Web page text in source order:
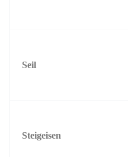
Seil
Steigeisen